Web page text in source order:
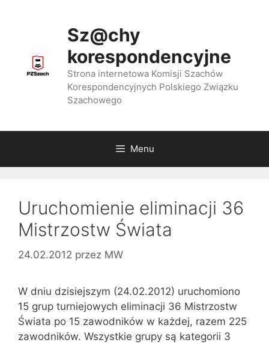
Sz@chy
korespondencyjne
Strona internetowa Komisji Szachów
Korespondencyjnych Polskiego Związku
Szachowego
Menu
Uruchomienie eliminacji 36
Mistrzostw Świata
24.02.2012 przez MW
W dniu dzisiejszym (24.02.2012) uruchomiono
15 grup turniejowych eliminacji 36 Mistrzostw
Świata po 15 zawodników w każdej, razem 225
zawodników. Wszystkie grupy są kategorii 3